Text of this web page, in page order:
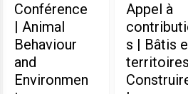
Conférence
| Animal
Behaviour
and
Environmen
Appel à
s | Bâtis